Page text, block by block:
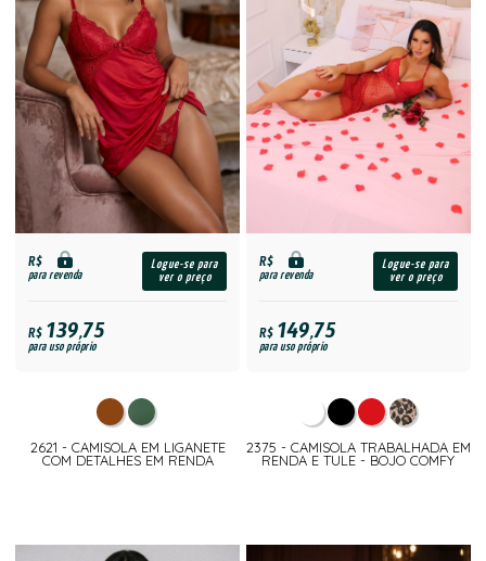
R$
para revenda
Logue-se para
ver o preço
R$139,75
para uso próprio
2621 - CAMISOLA EM LIGANETE
COM DETALHES EM RENDA
R$
para revenda
Logue-se para
ver o preço
R$149,75
para uso próprio
2375 - CAMISOLA TRABALHADA EM
RENDA E TULE - BOJO COMFY